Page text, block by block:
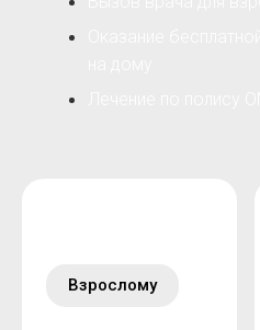
Взрослому